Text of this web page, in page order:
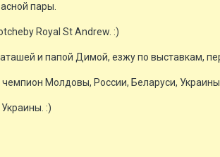
пары.
Royal St Andrew. :)
и папой Димой, езжу по выставкам,
Молдовы, России, Беларуси,
:)